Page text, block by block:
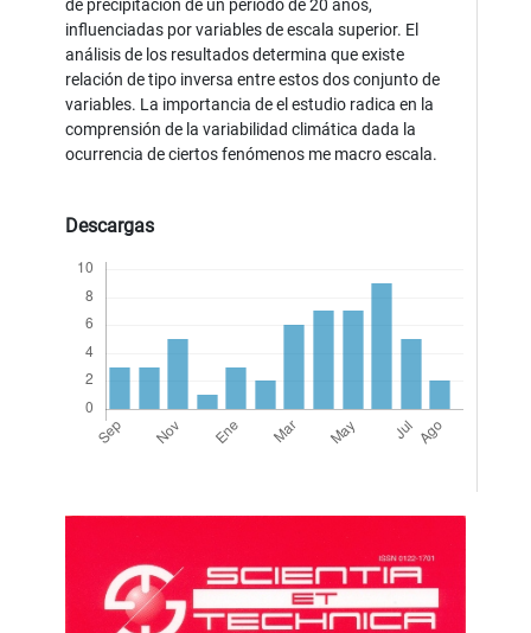
de precipitación de un periodo de 20 años,
influenciadas por variables de escala superior. El
análisis de los resultados determina que existe
relación de tipo inversa entre estos dos conjunto de
variables. La importancia de el estudio radica en la
comprensión de la variabilidad climática dada la
ocurrencia de ciertos fenómenos me macro escala.
Descargas